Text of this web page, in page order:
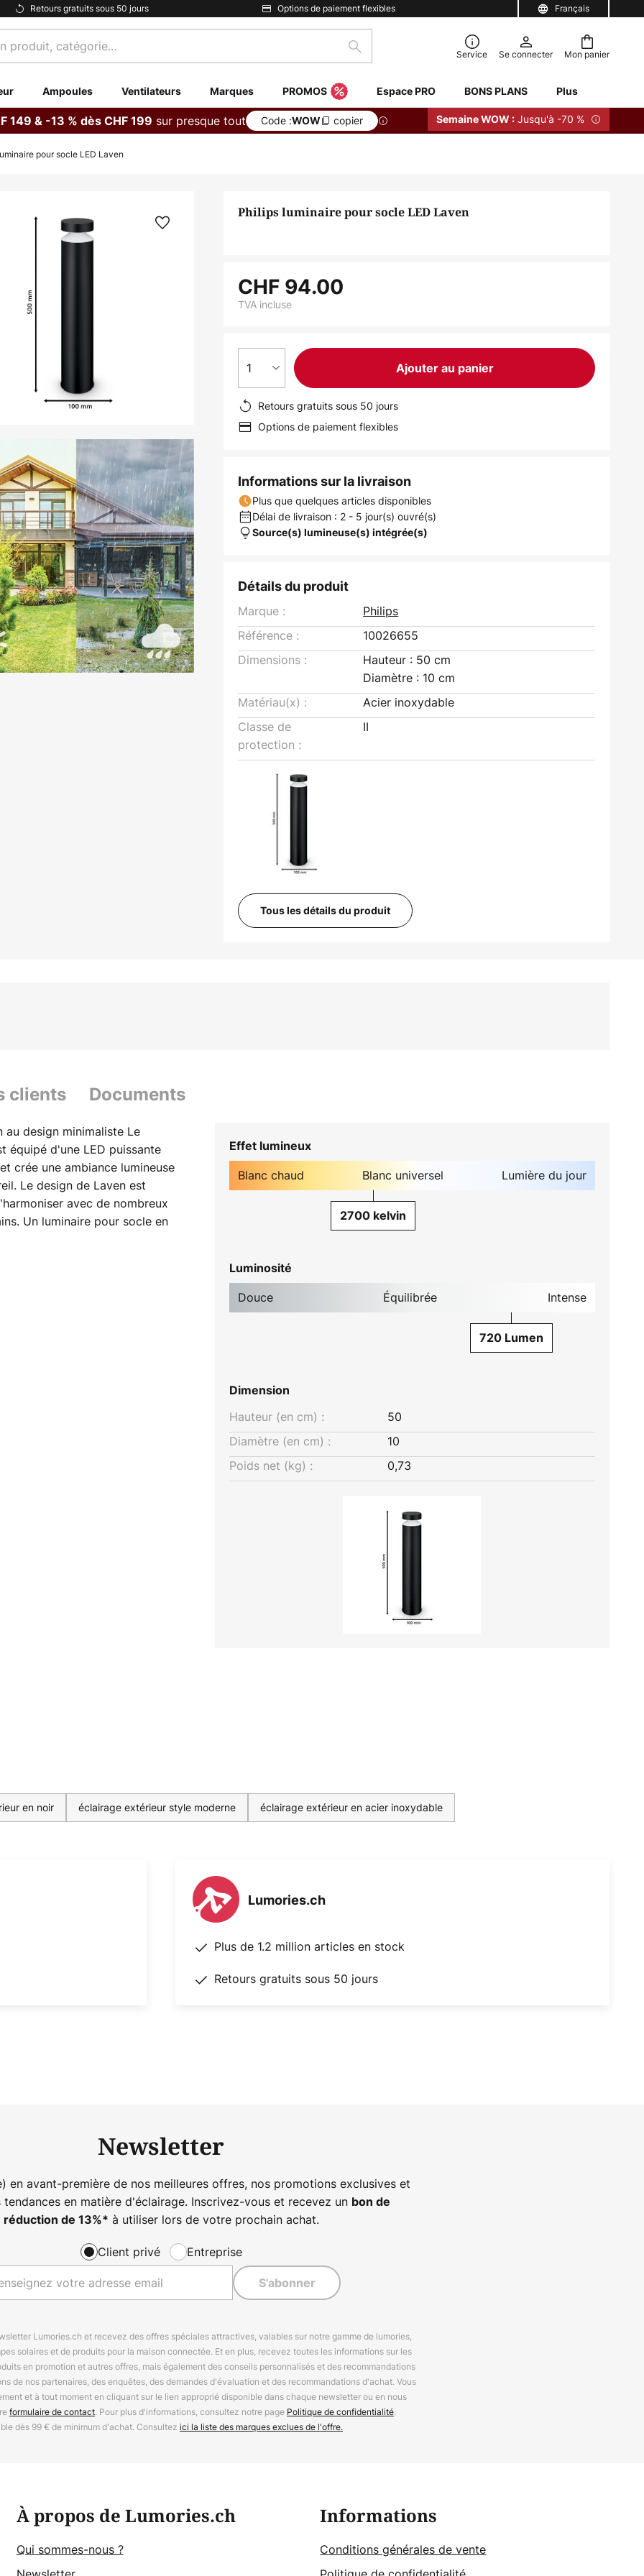
Français
Retours gratuits sous 50 jours Options de paiement flexibles
Mon panier
Rechercher Service Se connecter
Ampoules Ventilateurs Marques PROMOS Espace PRO BONS PLANS Plus
149 & -13 % dès CHF 199 sur presque tout Code :WOW copier Semaine WOW : Jusqu'à -70 %
pour socle LED Laven
Philips luminaire pour socle LED Laven
CHF 94.00
TVA incluse
1 Ajouter au panier
Retours gratuits sous 50 jours
Options de paiement flexibles
Informations sur la livraison
Plus que quelques articles disponibles
Délai de livraison : 2 - 5 jour(s) ouvré(s)
Source(s) lumineuse(s) intégrée(s)
Détails du produit
Marque :
Philips
Référence :
10026655
Dimensions :
Hauteur : 50 cm
Diamètre : 10 cm
Matériau(x) :
Acier inoxydable
Classe de
protection :
II
Tous les détails du produit
clients Documents
au design minimaliste Le
équipé d'une LED puissante
crée une ambiance lumineuse
Le design de Laven est
avec de nombreux
Un luminaire pour socle en
longtemps.
Effet lumineux
Blanc chaud Blanc universel Lumière du jour
2700 kelvin
Luminosité
Douce Équilibrée Intense
720 Lumen
Dimension
Hauteur (en cm) :
50
Diamètre (en cm) :
10
Poids net (kg) :
0,73
en noir éclairage extérieur style moderne éclairage extérieur en acier inoxydable
Lumories.ch
Plus de 1.2 million articles en stock
Retours gratuits sous 50 jours
Newsletter
en avant-première de nos meilleures offres, nos promotions exclusives et
tendances en matière d'éclairage. Inscrivez-vous et recevez un bon de
réduction de 13%* à utiliser lors de votre prochain achat.
Client privé Entreprise
S'abonner
Lumories.ch et recevez des offres spéciales attractives, valables sur notre gamme de lumories,
solaires et de produits pour la maison connectée. Et en plus, recevez toutes les informations sur les
en promotion et autres offres, mais également des conseils personnalisés et des recommandations
de nos partenaires, des enquêtes, des demandes d'évaluation et des recommandations d'achat. Vous
et à tout moment en cliquant sur le lien approprié disponible dans chaque newsletter ou en nous
formulaire de contact. Pour plus d'informations, consultez notre page Politique de confidentialité.
dès 99 € de minimum d'achat. Consultez ici la liste des marques exclues de l'offre.
À propos de Lumories.ch
Qui sommes-nous ?
Informations
Conditions générales de vente